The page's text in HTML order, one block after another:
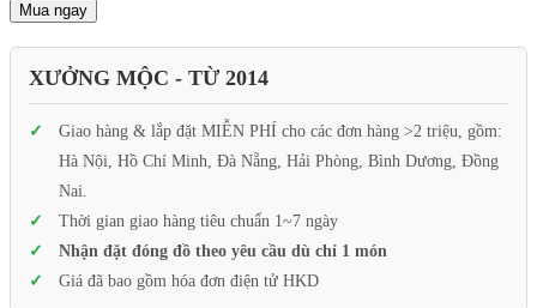
Mua ngay
XƯỞNG MỘC - TỪ 2014
Giao hàng & lắp đặt MIỄN PHÍ cho các đơn hàng >2 triệu, gồm:
Hà Nội, Hồ Chí Minh, Đà Nẵng, Hải Phòng, Bình Dương, Đồng
Nai.
Thời gian giao hàng tiêu chuẩn 1~7 ngày
Nhận đặt đóng đồ theo yêu cầu dù chỉ 1 món
Giá đã bao gồm hóa đơn điện tử HKD